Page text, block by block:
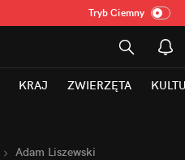
Tryb Ciemny
KRAJ ZWIERZĘTA
Adam Liszewski